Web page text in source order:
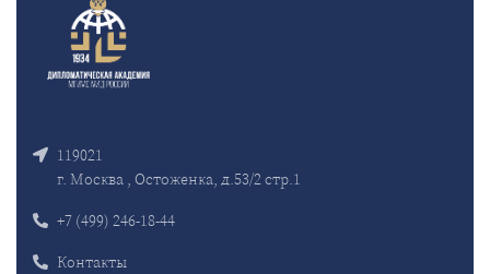
119021
г. Москва , Остоженка, д.53/2 стр.1
+7 (499) 246-18-44
Контакты